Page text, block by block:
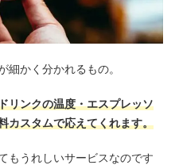
細かく分かれるもの。
リンクの温度・エスプレッソ
カスタムで応えてくれます。
もうれしいサービスなのです